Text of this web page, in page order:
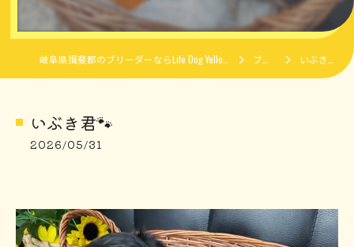
ブログ いぶき君🐾
いぶき君🐾
2026/05/31